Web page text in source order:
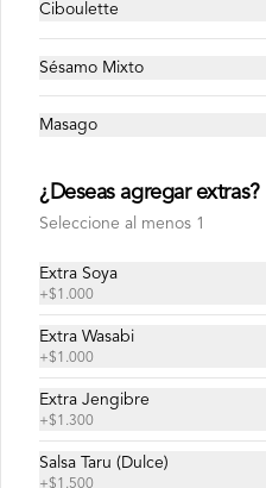
Ciboulette
Sésamo Mixto
Masago
¿Deseas agregar extras?
Seleccione al menos 1
Extra Soya
+$1.000
Extra Wasabi
+$1.000
Extra Jengibre
+$1.300
Salsa Taru (Dulce)
+$1.500